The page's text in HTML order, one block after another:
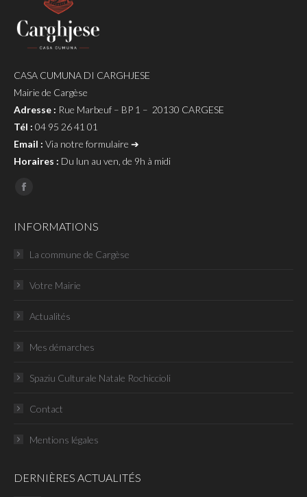
CASA CUMUNA DI CARGHJESE
Mairie de Cargèse
Adresse : Rue Marbeuf – BP 1 – 20130 CARGESE
Tél : 04 95 26 41 01
Email : Via notre formulaire ➔
Horaires : Du lun au ven, de 9h à midi
Page
INFORMATIONS
La commune de Cargèse
Votre Mairie
Actualités
Mes démarches
Spaziu Culturale Natale Rochiccioli
Contact
Mentions légales
DERNIÈRES ACTUALITÉS